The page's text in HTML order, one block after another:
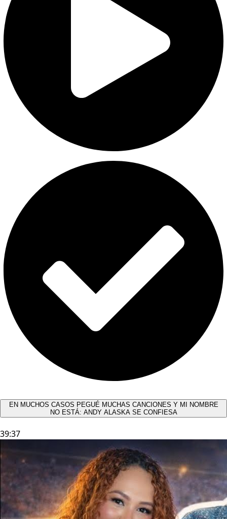
EN MUCHOS CASOS PEGUÉ MUCHAS CANCIONES Y MI NOMBRE
NO ESTÁ: ANDY ALASKA SE CONFIESA​
39:37